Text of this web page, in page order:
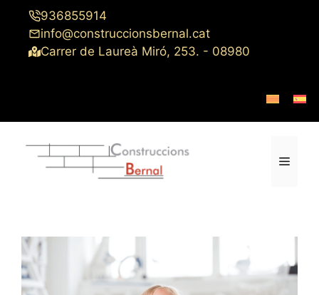
Saltar
contenido
936855914
info@construccionsbernal.cat
Carrer de Laureà Miró, 253. - 08980
Menú